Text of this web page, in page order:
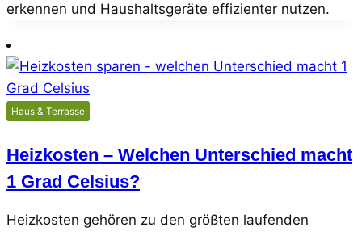
erkennen und Haushaltsgeräte effizienter nutzen.
Haus & Terrasse
Heizkosten – Welchen Unterschied macht
1 Grad Celsius?
Heizkosten gehören zu den größten laufenden